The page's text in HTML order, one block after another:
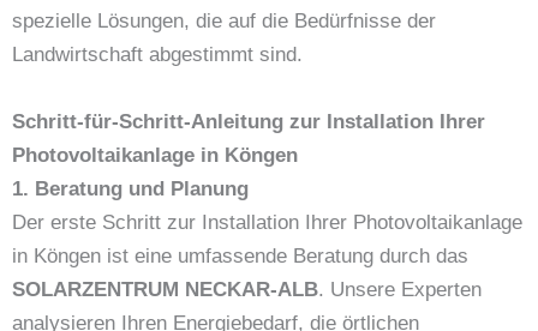
spezielle Lösungen, die auf die Bedürfnisse der
Landwirtschaft abgestimmt sind.
Schritt-für-Schritt-Anleitung zur Installation Ihrer
Photovoltaikanlage in Köngen
1. Beratung und Planung
Der erste Schritt zur Installation Ihrer Photovoltaikanlage
in Köngen ist eine umfassende Beratung durch das
SOLARZENTRUM NECKAR-ALB. Unsere Experten
analysieren Ihren Energiebedarf, die örtlichen